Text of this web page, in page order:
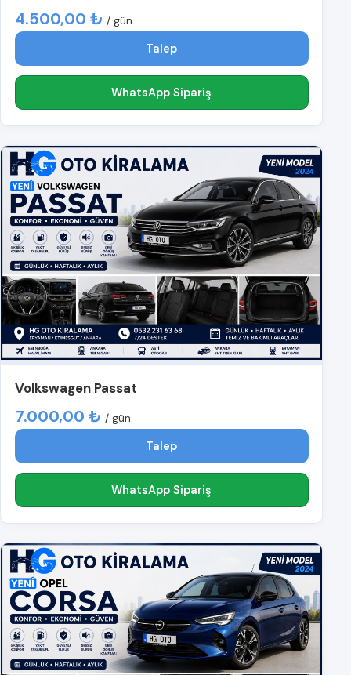
4.500,00 ₺ / gün
Talep
WhatsApp Sipariş
Volkswagen Passat
7.000,00 ₺ / gün
Talep
WhatsApp Sipariş